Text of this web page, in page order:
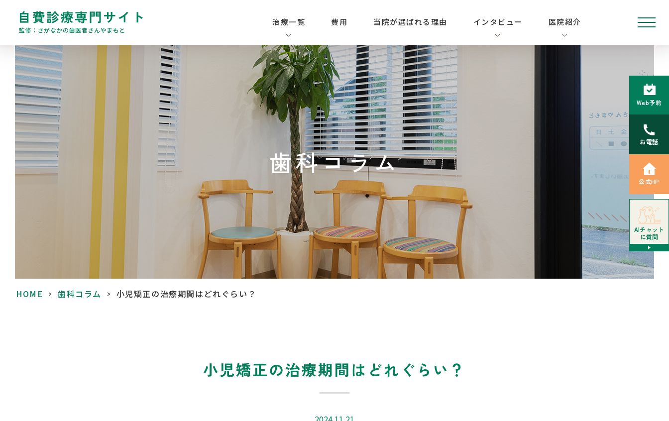
治療一覧 費用 当院が選ばれる理由 インタビュー 医院紹介
歯科コラム
HOME > 歯科コラム > 小児矯正の治療期間はどれぐらい？
小児矯正の治療期間はどれぐらい？
Web予約
お電話
公式HP
AIチャット
に質問